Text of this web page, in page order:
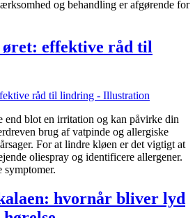
og behandling er afgørende for
effektive råd til
blot en irritation og kan påvirke din
brug af vatpinde og allergiske
For at lindre kløen er det vigtigt at
oliespray og identificere allergener.
symptomer.
hvornår bliver lyd